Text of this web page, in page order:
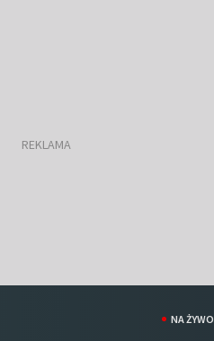
NA ŻYWO